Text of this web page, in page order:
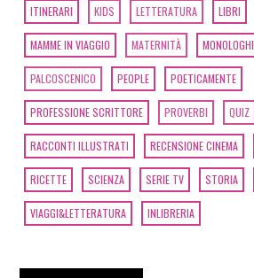
ITINERARI KIDS LETTERATURA LIBRI
MAMME IN VIAGGIO MATERNITÀ MONOLOGHI
PALCOSCENICO PEOPLE POETICAMENTE
PROFESSIONE SCRITTORE PROVERBI QUIZ
RACCONTI ILLUSTRATI RECENSIONE CINEMA
RICETTE SCIENZA SERIE TV STORIA
VIAGGI&LETTERATURA INLIBRERIA